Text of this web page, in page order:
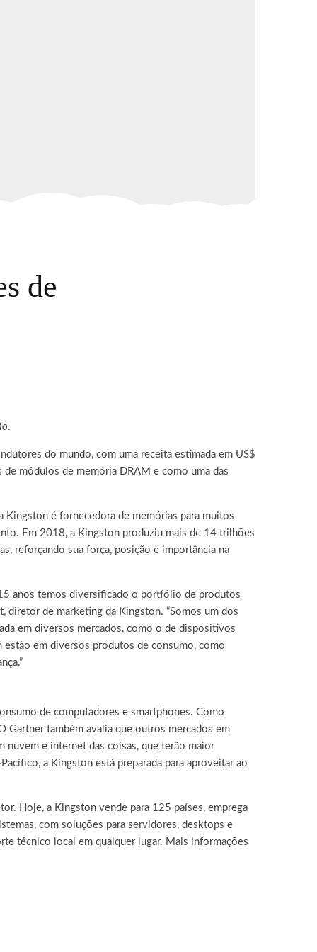
de
.
do mundo, com uma receita estimada em US$
módulos de memória DRAM e como uma das
é fornecedora de memórias para muitos
Em 2018, a Kingston produziu mais de 14 trilhões
reforçando sua força, posição e importância na
anos temos diversificado o portfólio de produtos
diretor de marketing da Kingston. “Somos um dos
em diversos mercados, como o de dispositivos
em diversos produtos de consumo, como
de computadores e smartphones. Como
Gartner também avalia que outros mercados em
nuvem e internet das coisas, que terão maior
a Kingston está preparada para aproveitar ao
Hoje, a Kingston vende para 125 países, emprega
com soluções para servidores, desktops e
técnico local em qualquer lugar. Mais informações